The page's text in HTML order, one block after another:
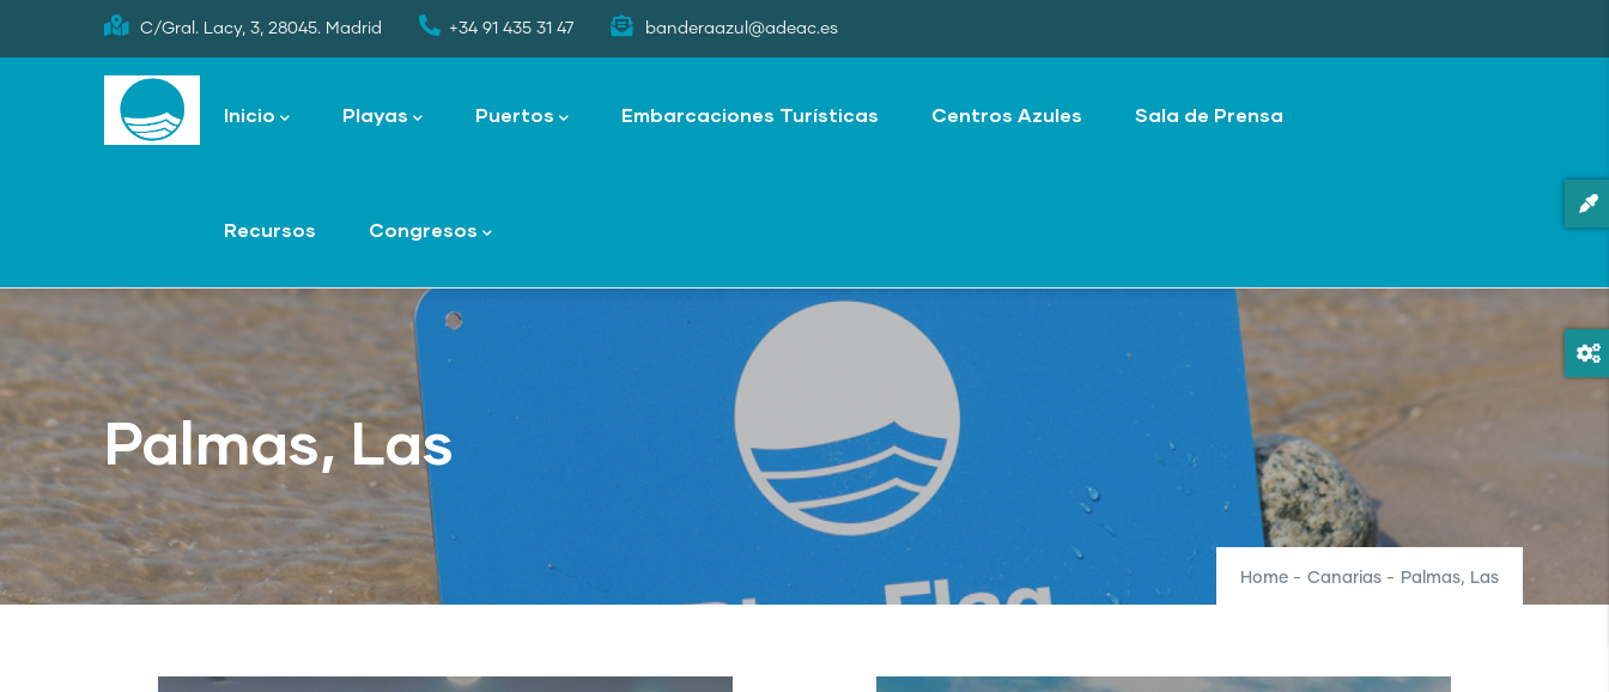
to
C/Gral. Lacy, 3, 28045. Madrid +34 91 435 31 47 banderaazul@adeac.es
navigation
Inicio Playas Puertos Embarcaciones Turísticas Centros Azules Sala de Prensa
Recursos Congresos
Palmas, Las
Home - Canarias - Palmas, Las